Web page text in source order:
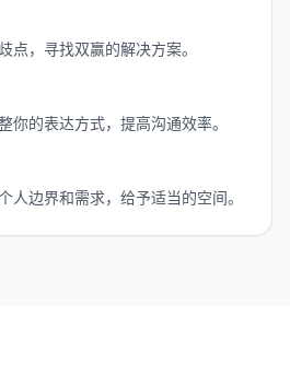
点，寻找双赢的解决方案。
你的表达方式，提高沟通效率。
人边界和需求，给予适当的空间。